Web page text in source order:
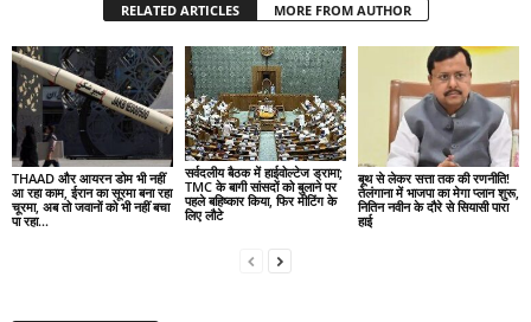
RELATED ARTICLES MORE FROM AUTHOR
THAAD और आयरन डोम भी नहीं
आ रहा काम, ईरान का सूरमा बना रहा
चूरमा, अब तो जवानों को भी नहीं बचा
पा रहा...
सर्वदलीय बैठक में हाईवोल्टेज ड्रामा;
TMC के बागी सांसदों को बुलाने पर
पहले बहिष्कार किया, फिर मीटिंग के
लिए लौटे
बूथ से लेकर सत्ता तक की रणनीति!
तेलंगाना में भाजपा का मेगा प्लान शुरू,
नितिन नवीन के दौरे से सियासी पारा
हाई